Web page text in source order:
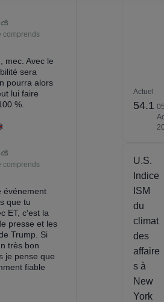
Actuel
54.1 05
U.S.
Indice
ISM
du
climat
des
affaire
s à
New
York